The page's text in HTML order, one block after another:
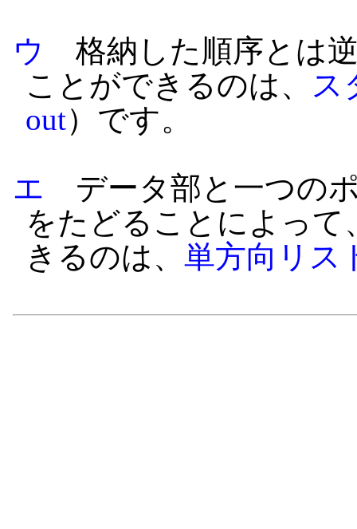
ウ
格納した順序とは
ことができるのは、
ス
out）です。
エ データ部と一つの
をたどることによっ
きるのは、 単方向リス